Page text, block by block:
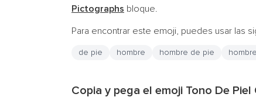
Pictographs bloque.
Para encontrar este emoji, puedes usar las
de pie hombre hombre de pie
Copia y pega el emoji Tono De